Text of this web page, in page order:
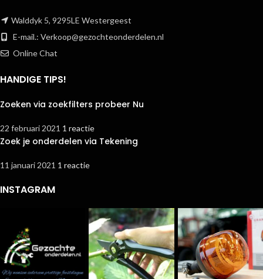
Walddyk 5, 9295LE Westergeest
E-mail.: Verkoop@gezochteonderdelen.nl
Online Chat
HANDIGE TIPS!
Zoeken via zoekfilters probeer Nu
22 februari 2021 1 reactie
Zoek je onderdelen via Tekening
11 januari 2021 1 reactie
INSTAGRAM